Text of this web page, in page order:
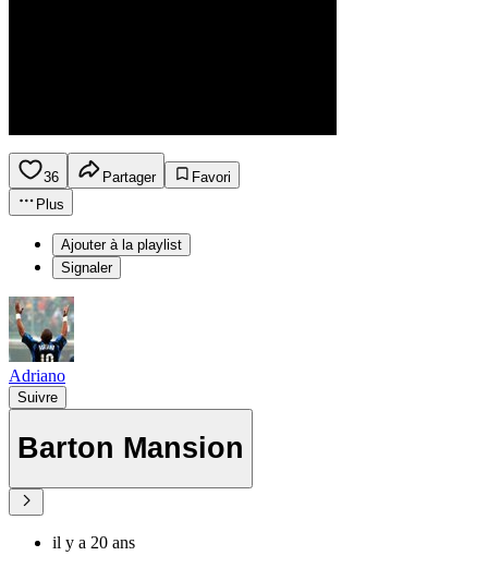
36 Partager
Favori
Plus
Ajouter à la playlist
Signaler
Adriano
Suivre
Barton Mansion
il y a 20 ans